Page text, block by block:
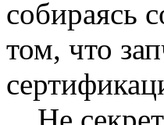
собираясь
том, что